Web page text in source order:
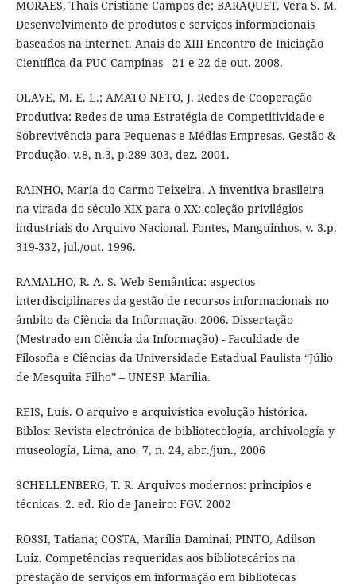
MORAES, Thais Cristiane Campos de; BARAQUET, Vera S. M.
Desenvolvimento de produtos e serviços informacionais
baseados na internet. Anais do XIII Encontro de Iniciação
Científica da PUC-Campinas - 21 e 22 de out. 2008.
OLAVE, M. E. L.; AMATO NETO, J. Redes de Cooperação
Produtiva: Redes de uma Estratégia de Competitividade e
Sobrevivência para Pequenas e Médias Empresas. Gestão &
Produção. v.8, n.3, p.289-303, dez. 2001.
RAINHO, Maria do Carmo Teixeira. A inventiva brasileira
na virada do século XIX para o XX: coleção privilégios
industriais do Arquivo Nacional. Fontes, Manguinhos, v. 3.p.
319-332, jul./out. 1996.
RAMALHO, R. A. S. Web Semântica: aspectos
interdisciplinares da gestão de recursos informacionais no
âmbito da Ciência da Informação. 2006. Dissertação
(Mestrado em Ciência da Informação) - Faculdade de
Filosofia e Ciências da Universidade Estadual Paulista “Júlio
de Mesquita Filho” – UNESP. Marília.
REIS, Luís. O arquivo e arquivística evolução histórica.
Biblos: Revista electrónica de bibliotecología, archivología y
museología, Lima, ano. 7, n. 24, abr./jun., 2006
SCHELLENBERG, T. R. Arquivos modernos: princípios e
técnicas. 2. ed. Rio de Janeiro: FGV. 2002
ROSSI, Tatiana; COSTA, Marília Daminai; PINTO, Adilson
Luiz. Competências requeridas aos bibliotecários na
prestação de serviços em informação em bibliotecas